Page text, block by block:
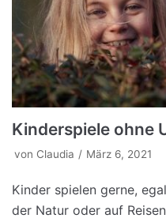
Kinderspiele ohne
von Claudia März 6, 2021
Kinder spielen gerne,
der Natur oder auf